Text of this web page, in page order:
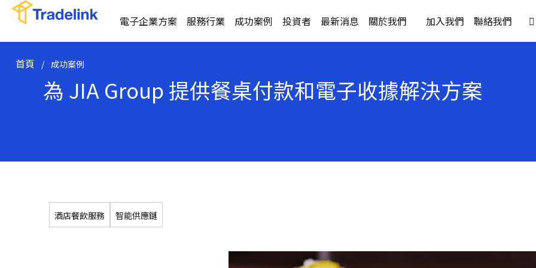
電子企業方案 服務行業 成功案例 投資者 最新消息 關於我們 加入我們 聯絡我們 
首頁 / 成功案例
為 JIA Group 提供餐桌付款和電子收據解決方案
酒店餐飲服務 智能供應鏈